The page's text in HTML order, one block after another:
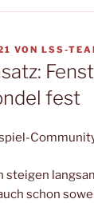
VON LSS-
fest
steigen
schon